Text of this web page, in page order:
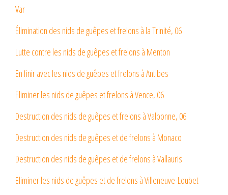
Var
Élimination des nids de guêpes et frelons à la Trinité, 06
Lutte contre les nids de guêpes et frelons à Menton
En finir avec les nids de guêpes et frelons à Antibes
Eliminer les nids de guêpes et frelons à Vence, 06
Destruction des nids de guêpes et frelons à Valbonne, 06
Destruction des nids de guêpes et de frelons à Monaco
Destruction des nids de guêpes et de frelons à Vallauris
Eliminer les nids de guêpes et de frelons à Villeneuve-Loubet